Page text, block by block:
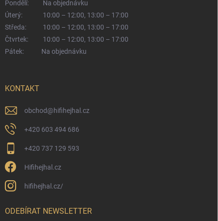
Pondělí:
Na objednávku
Úterý:
10:00 – 12:00, 13:00 – 17:00
Středa:
10:00 – 12:00, 13:00 – 17:00
Čtvrtek:
10:00 – 12:00, 13:00 – 17:00
Pátek:
Na objednávku
KONTAKT
obchod@hifihejhal.cz
+420 603 494 686
+420 737 129 593
Hifihejhal.cz
hifihejhal.cz/
ODEBÍRAT NEWSLETTER